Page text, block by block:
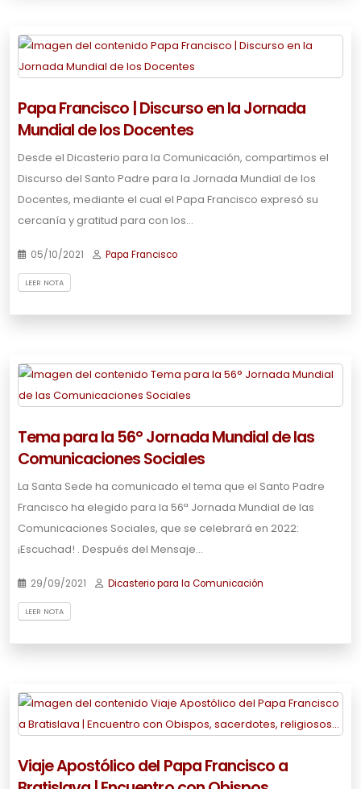
Papa Francisco | Discurso en la Jornada
Mundial de los Docentes
Desde el Dicasterio para la Comunicación, compartimos el
Discurso del Santo Padre para la Jornada Mundial de los
Docentes, mediante el cual el Papa Francisco expresó su
cercanía y gratitud para con los…
05/10/2021 Papa Francisco
LEER NOTA
Tema para la 56° Jornada Mundial de las
Comunicaciones Sociales
La Santa Sede ha comunicado el tema que el Santo Padre
Francisco ha elegido para la 56ª Jornada Mundial de las
Comunicaciones Sociales, que se celebrará en 2022:
¡Escuchad! . Después del Mensaje…
29/09/2021 Dicasterio para la Comunicación
LEER NOTA
Viaje Apostólico del Papa Francisco a